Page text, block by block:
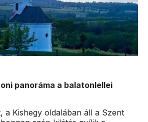
panoráma a balatonlellei
a Kishegy oldalában áll a Szent